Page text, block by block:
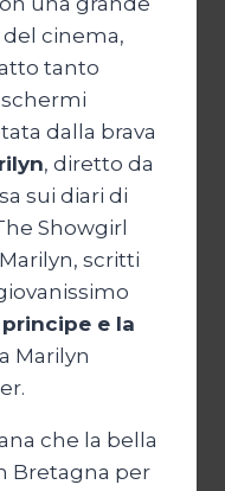
del cinema,
tanto
dalla brava
, diretto da
sui diari di
Showgirl
scritti
principe e la
Marilyn
che la bella
Bretagna per